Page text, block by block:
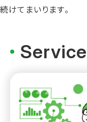
続けてまいります。
Service